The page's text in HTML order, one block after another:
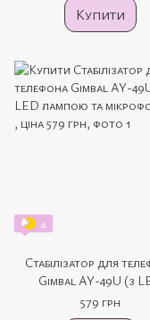
Купити
4
Стабілізатор для
Gimbal AY-49U (з
лампою та579 грн